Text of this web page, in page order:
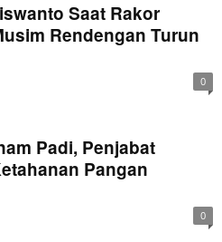
Saat Rakor
Rendengan Turun
0
Padi, Penjabat
Pangan
0